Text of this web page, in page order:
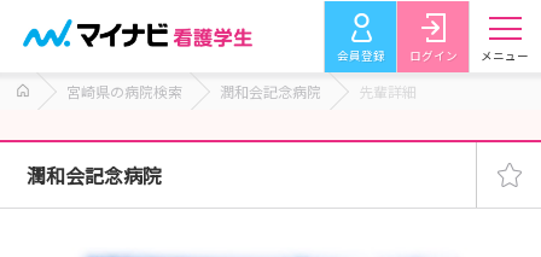
会員登録 ログイン メニュー
宮崎県の病院検索 潤和会記念病院 先輩詳細
潤和会記念病院